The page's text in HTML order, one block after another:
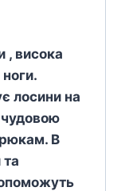
, висока
лосини на
чудовою
В
та